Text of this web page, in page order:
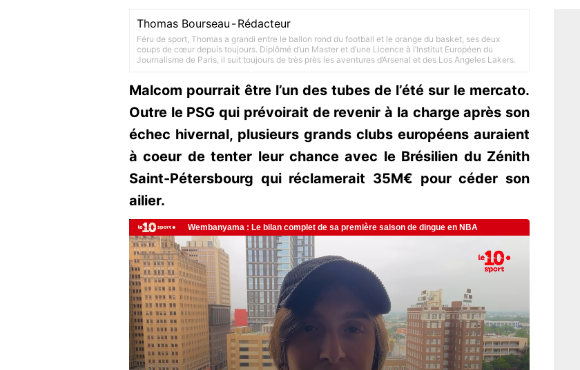
Thomas Bourseau -Rédacteur
Féru de sport, Thomas a grandi entre le ballon rond du football et le orange du basket, ses deux
coups de cœur depuis toujours. Diplômé d’un Master et d’une Licence à l’Institut Européen du
Journalisme de Paris, il suit toujours de très près les aventures d’Arsenal et des Los Angeles Lakers.
Malcom pourrait être l’un des tubes de l’été sur le mercato.
Outre le PSG qui prévoirait de revenir à la charge après son
échec hivernal, plusieurs grands clubs européens auraient
à coeur de tenter leur chance avec le Brésilien du Zénith
Saint-Pétersbourg qui réclamerait 35M€ pour céder son
ailier.